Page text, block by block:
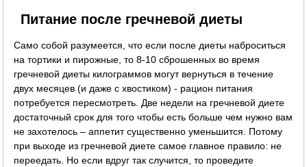
Питание после гречневой диеты
Само собой разумеется, что если после диеты наброситься
на тортики и пирожные, то 8-10 сброшенных во время
гречневой диеты килограммов могут вернуться в течение
двух месяцев (и даже с хвостиком) - рацион питания
потребуется пересмотреть. Две недели на гречневой диете
достаточный срок для того чтобы есть больше чем нужно вам
не захотелось – аппетит существенно уменьшится. Потому
при выходе из гречневой диете самое главное правило: не
переедать. Но если вдруг так случится, то проведите